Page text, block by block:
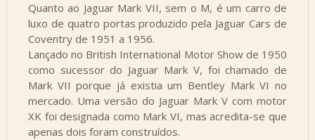
Quanto ao Jaguar Mark VII, sem o M, é um carro de
luxo de quatro portas produzido pela Jaguar Cars de
Coventry de 1951 a 1956.
Lançado no British International Motor Show de 1950
como sucessor do Jaguar Mark V, foi chamado de
Mark VII porque já existia um Bentley Mark VI no
mercado. Uma versão do Jaguar Mark V com motor
XK foi designada como Mark VI, mas acredita-se que
apenas dois foram construídos.